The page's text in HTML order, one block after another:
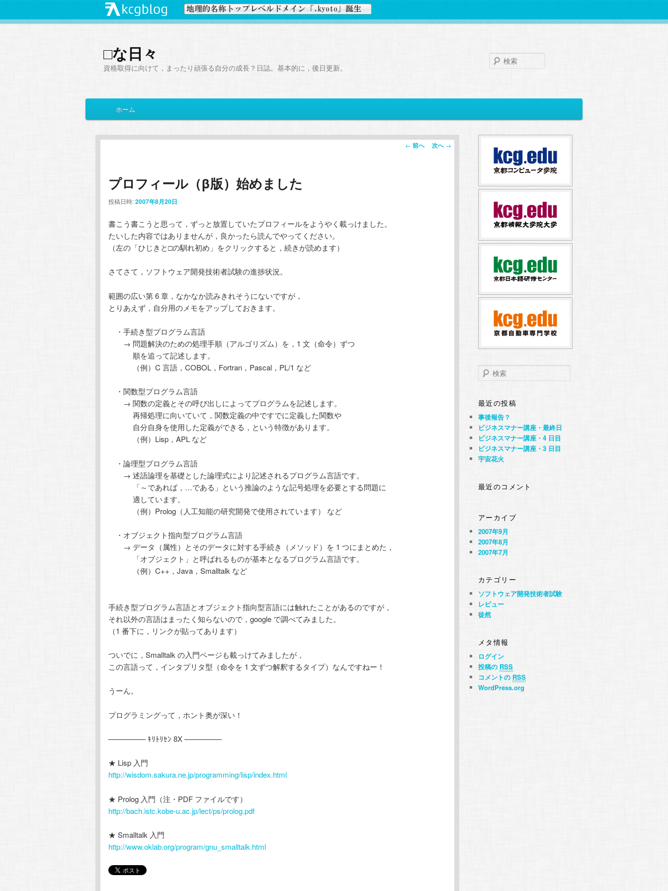
□な日々
資格取得に向けて，まったり頑張る自分の成長？日誌。基本的に，後日更新。
イ
メ
イ
コ
ン
テ
へ
移
サ
ブ
ン
テ
ン
移
動
ホーム
投
← 前へ 次へ→
プロフィール（β版）始めました
投稿日時:2007年8月20日
書こう書こうと思って，ずっと放置していたプロフィールをようやく載っけました。
たいした内容ではありませんが，良かったら読んでやってください。
（左の「ひじきと□の馴れ初め」をクリックすると，続きが読めます）
さてさて，ソフトウェア開発技術者試験の進捗状況。
範囲の広い第 6 章，なかなか読みきれそうにないですが，
とりあえず，自分用のメモをアップしておきます。
・手続き型プログラム言語
→ 問題解決のための処理手順（アルゴリズム）を，1 文（命令）ずつ
順を追って記述します。
（例）C 言語，COBOL，Fortran，Pascal，PL/1 など
・関数型プログラム言語
→ 関数の定義とその呼び出しによってプログラムを記述します。
再帰処理に向いていて，関数定義の中ですでに定義した関数や
自分自身を使用した定義ができる，という特徴があります。
（例）Lisp，APL など
・論理型プログラム言語
→ 述語論理を基礎とした論理式により記述されるプログラム言語です。
「～であれば，…である」という推論のような記号処理を必要とする問題に
適しています。
（例）Prolog（人工知能の研究開発で使用されています） など
・オブジェクト指向型プログラム言語
→ データ（属性）とそのデータに対する手続き（メソッド）を 1 つにまとめた，
「オブジェクト」と呼ばれるものが基本となるプログラム言語です。
（例）C++，Java，Smalltalk など
手続き型プログラム言語とオブジェクト指向型言語には触れたことがあるのですが，
それ以外の言語はまったく知らないので，google で調べてみました。
（1 番下に，リンクが貼ってあります）
ついでに，Smalltalk の入門ページも載っけてみましたが，
この言語って，インタプリタ型（命令を 1 文ずつ解釈するタイプ）なんですねー！
うーん。
プログラミングって，ホント奥が深い！
————— ｷﾘﾄﾘｾﾝ 8X —————
★ Lisp 入門
http://wisdom.sakura.ne.jp/programming/lisp/index.html
★ Prolog 入門（注・PDF ファイルです）
http://bach.istc.kobe-u.ac.jp/lect/ps/prolog.pdf
★ Smalltalk 入門
http://www.oklab.org/program/gnu_smalltalk.html
検
索
最近の投稿
事後報告？
ビジネスマナー講座・最終日
ビジネスマナー講座・4 日目
ビジネスマナー講座・3 日目
宇宙花火
最近のコメント
アーカイブ
2007年9月
2007年8月
2007年7月
カテゴリー
ソフトウェア開発技術者試験
レビュー
徒然
メタ情報
ログイン
投稿の RSS
コメントの RSS
WordPress.org